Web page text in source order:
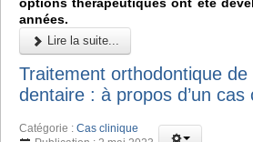
options thérapeutiques ont été
années.
Lire la suite...
Traitement orthodontique
dentaire : à propos d’un cas
Catégorie : Cas clinique